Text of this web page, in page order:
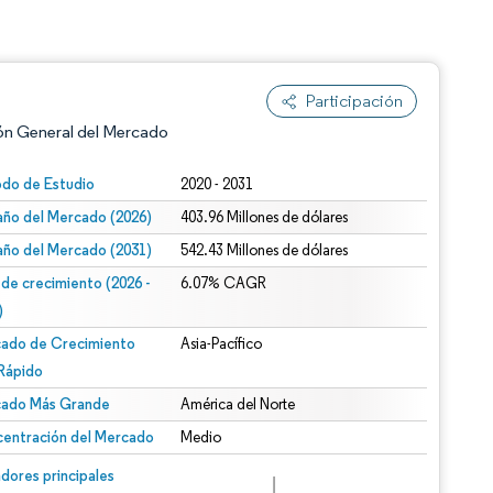
Participación
General del Mercado
de Estudio 2020 - 2031
del Mercado (2026) 403.96 Millones de dólares
del Mercado (2031) 542.43 Millones de dólares
de crecimiento (2026 -
6.07% CAGR
de Crecimiento
Asia-Pacífico
Más Grande América del Norte
del Mercado Medio
principales
© Mordor Intelligence. El uso requiere atribución según CC BY 4.0.
CC BY 4.0.